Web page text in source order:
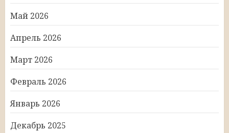
Май 2026
Апрель 2026
Март 2026
Февраль 2026
Январь 2026
Декабрь 2025